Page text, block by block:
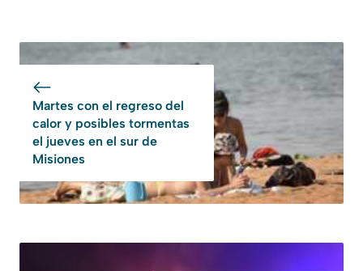
Martes con el regreso del
calor y posibles tormentas
el jueves en el sur de
Misiones